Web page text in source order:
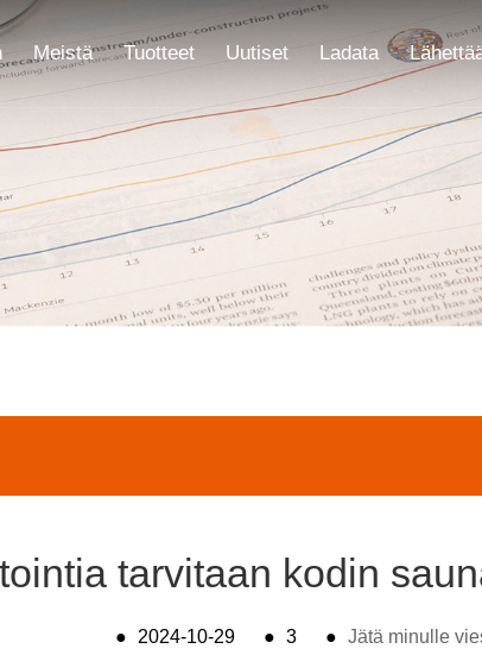
Meistä Tuotteet Uutiset Ladata
tarvitaan kodin
● 2024-10-29 ● 3 ● Jätä minulle